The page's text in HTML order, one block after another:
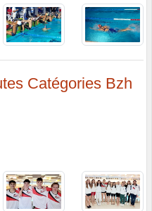
Catégories Bzh